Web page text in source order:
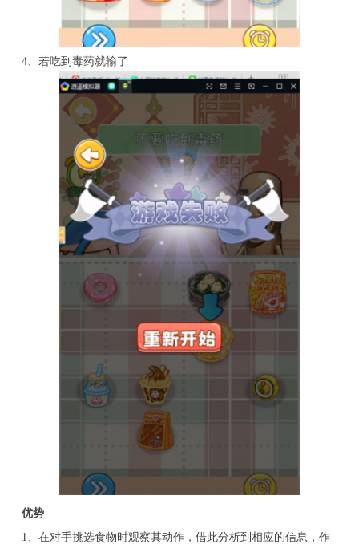
4、若吃到毒药就输了
优势
1、在对手挑选食物时观察其动作，借此分析到相应的信息，作